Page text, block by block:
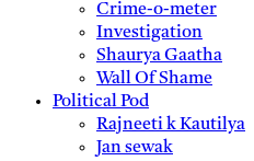
Crime-o-meter
Investigation
Shaurya Gaatha
Wall Of Shame
Political Pod
Rajneeti k Kautilya
Jan sewak